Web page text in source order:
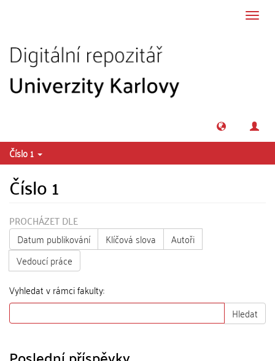
Číslo 1
Číslo 1
PROCHÁZET DLE
Datum publikování
Klíčová slova
Autoři
Vedoucí práce
Vyhledat v rámci fakulty:
Hledat